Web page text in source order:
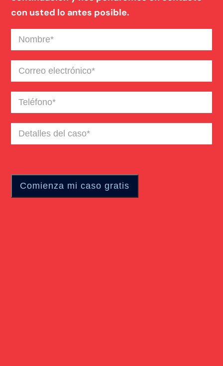
con usted lo antes posible.
Nombre(Required)
Correo
electrónico(Required)
Teléfono(Required)
Detalles
del